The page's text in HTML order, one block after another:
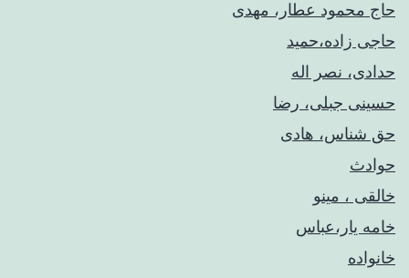
حاج محمود عطار، مهدی
حاجی زاده،حمید
حدادی، نصر اله
حسینی جبلی، رضا
حق شناس، هادی
حوادث
خالقی ، مینو
خامه یار،عباس
خانواده